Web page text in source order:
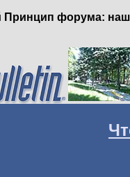
Принцип форума: